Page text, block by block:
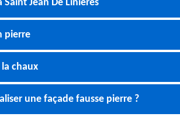
Jean De Linieres
pierre
chaux
une façade fausse pierre ?